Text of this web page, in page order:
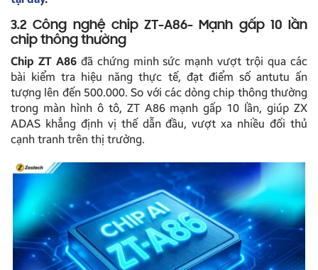
3.2 Công nghệ chip ZT-A86- Mạnh gấp 10 lần
chip thông thường
Chip ZT A86đã chứng minh sức mạnh vượt trội qua các
bài kiểm tra hiệu năng thực tế, đạt điểm số antutu ấn
tượng lên đến 500.000. So với các dòng chip thông thường
trong màn hình ô tô, ZT A86 mạnh gấp 10 lần, giúp ZX
ADAS khẳng định vị thế dẫn đầu, vượt xa nhiều đối thủ
cạnh tranh trên thị trường.